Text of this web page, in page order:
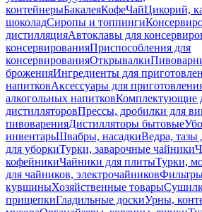
контейнерыБакалеяКофеЧайЦикорий,
шоколадСиропы и топпинги
дистилляцияАвтоклавы для
консервированияПриспособления для
консервированияОткрывалки
броженияИнгредиенты для
напитковАксессуары для
алкогольных напитковКомплектующие
дистилляторовПрессы, дробилки для
пивоваренияДистилляторы бытовые
инвентарьШвабры, насадкиВедра, тазы
для уборкиТурки, заварочные чайники
кофейникиЧайники для плитыТурки,
для чайников, электрочайников
кувшиныХозяйственные товары
прищепкиГладильные доскиУрны,